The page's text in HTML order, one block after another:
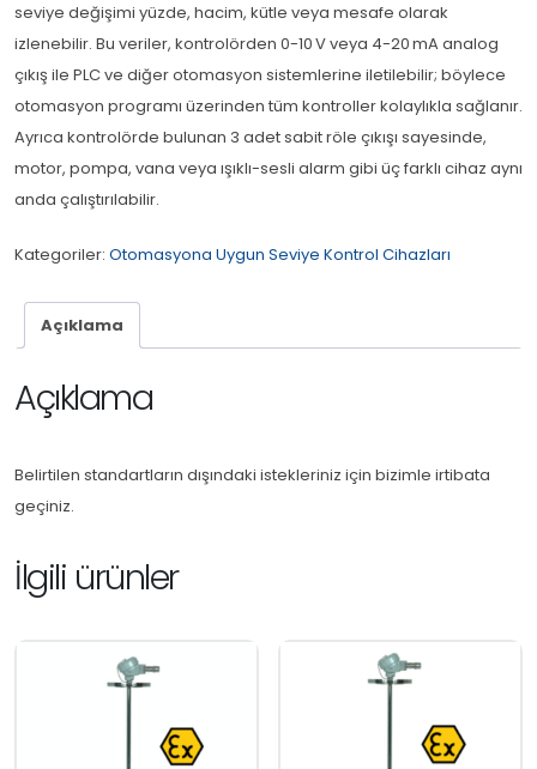
seviye değişimi yüzde, hacim, kütle veya mesafe olarak
izlenebilir. Bu veriler, kontrolörden 0-10 V veya 4-20 mA analog
çıkış ile PLC ve diğer otomasyon sistemlerine iletilebilir; böylece
otomasyon programı üzerinden tüm kontroller kolaylıkla sağlanır.
Ayrıca kontrolörde bulunan 3 adet sabit röle çıkışı sayesinde,
motor, pompa, vana veya ışıklı-sesli alarm gibi üç farklı cihaz aynı
anda çalıştırılabilir.
Kategoriler: Otomasyona Uygun Seviye Kontrol Cihazları
Açıklama
Açıklama
Belirtilen standartların dışındaki istekleriniz için bizimle irtibata
geçiniz.
İlgili ürünler